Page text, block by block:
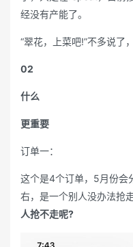
经没有产能了。
“翠花，上菜吧!”不多说了
02
什么
更重要
订单一：
这个是4个订单，5月份会
右，是一个别人没办法抢
人抢不走呢?